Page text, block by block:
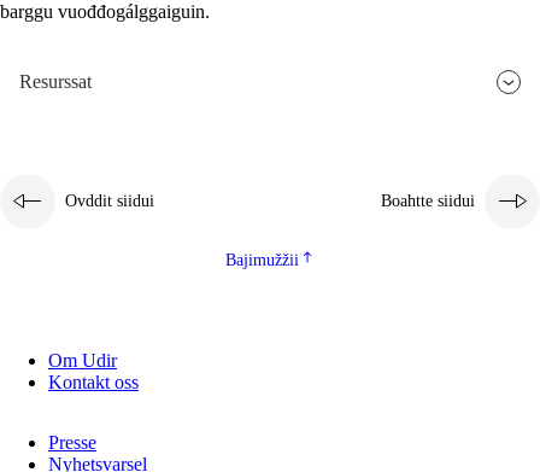
barggu vuođđogálggaiguin.
Resurssat
Ovddit siidui Boahtte siidui
Bajimužžii
Om Udir
Kontakt oss
Presse
Nyhetsvarsel